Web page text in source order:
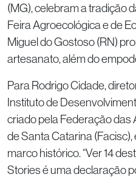
(MG), celebram a tradição
Feira Agroecológica e de
Miguel do Gostoso (RN)
artesanato, além do
Para Rodrigo Cidade,
Instituto de
criado pela Federação
de Santa Catarina
marco histórico. “Ver 14
Stories é uma declaração